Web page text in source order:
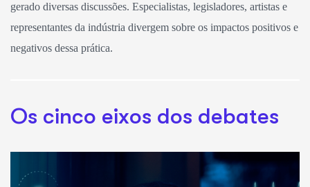
gerado diversas discussões. Especialistas, legisladores, artistas e
representantes da indústria divergem sobre os impactos positivos e
negativos dessa prática.
Os cinco eixos dos debates